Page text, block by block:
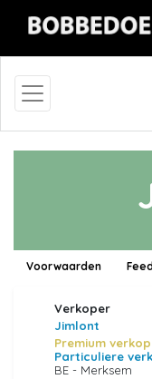
Voorwaarden
Verkoper
Jimlont
Premium
Particuliere
BE - Merksem